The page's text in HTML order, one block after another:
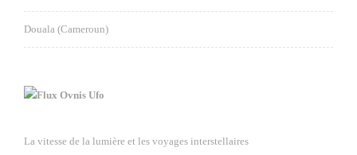
Douala (Cameroun)
Ovnis Ufo
La vitesse de la lumière et les voyages interstellaires